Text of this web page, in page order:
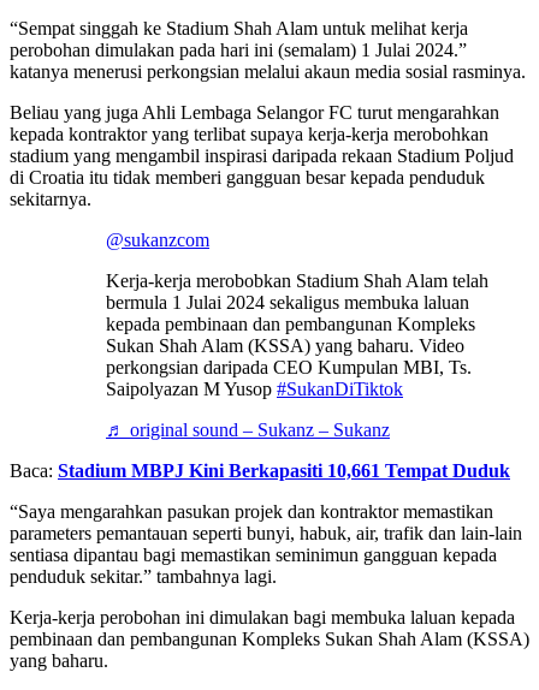
“Sempat singgah ke Stadium Shah Alam untuk melihat kerja
perobohan dimulakan pada hari ini (semalam) 1 Julai 2024.”
katanya menerusi perkongsian melalui akaun media sosial rasminya.
Beliau yang juga Ahli Lembaga Selangor FC turut mengarahkan
kepada kontraktor yang terlibat supaya kerja-kerja merobohkan
stadium yang mengambil inspirasi daripada rekaan Stadium Poljud
di Croatia itu tidak memberi gangguan besar kepada penduduk
sekitarnya.
@sukanzcom
Kerja-kerja merobobkan Stadium Shah Alam telah
bermula 1 Julai 2024 sekaligus membuka laluan
kepada pembinaan dan pembangunan Kompleks
Sukan Shah Alam (KSSA) yang baharu. Video
perkongsian daripada CEO Kumpulan MBI, Ts.
Saipolyazan M Yusop #SukanDiTiktok
♬ original sound – Sukanz – Sukanz
Baca: Stadium MBPJ Kini Berkapasiti 10,661 Tempat Duduk
“Saya mengarahkan pasukan projek dan kontraktor memastikan
parameters pemantauan seperti bunyi, habuk, air, trafik dan lain-lain
sentiasa dipantau bagi memastikan seminimun gangguan kepada
penduduk sekitar.” tambahnya lagi.
Kerja-kerja perobohan ini dimulakan bagi membuka laluan kepada
pembinaan dan pembangunan Kompleks Sukan Shah Alam (KSSA)
yang baharu.